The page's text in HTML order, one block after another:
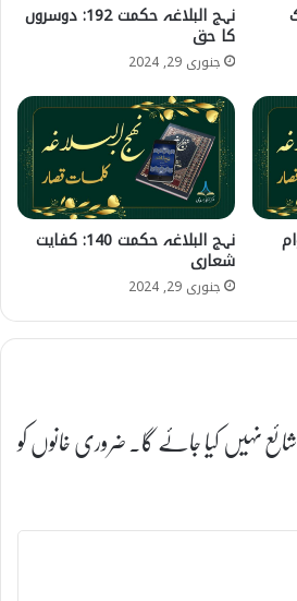
ایک نہج البلاغہ حکمت 192: دوسروں
کا حق
جنوری 29, 2024
نہج البلاغہ حکمت 140: کفایت
شعاری
جنوری 29, 2024
نہیں کیا جائے گا۔ضروری خانوں کو